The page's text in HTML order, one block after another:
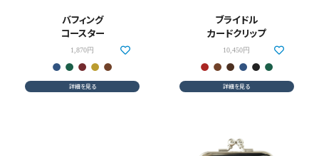
バフィング
コースター
1,870円
詳細を見る
ブライドル
カードクリップ
10,450円
詳細を見る